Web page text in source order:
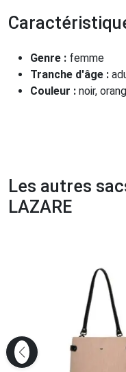
Genre : femme
Tranche d'âge :
Couleur : noir,
Les autres
LAZARE